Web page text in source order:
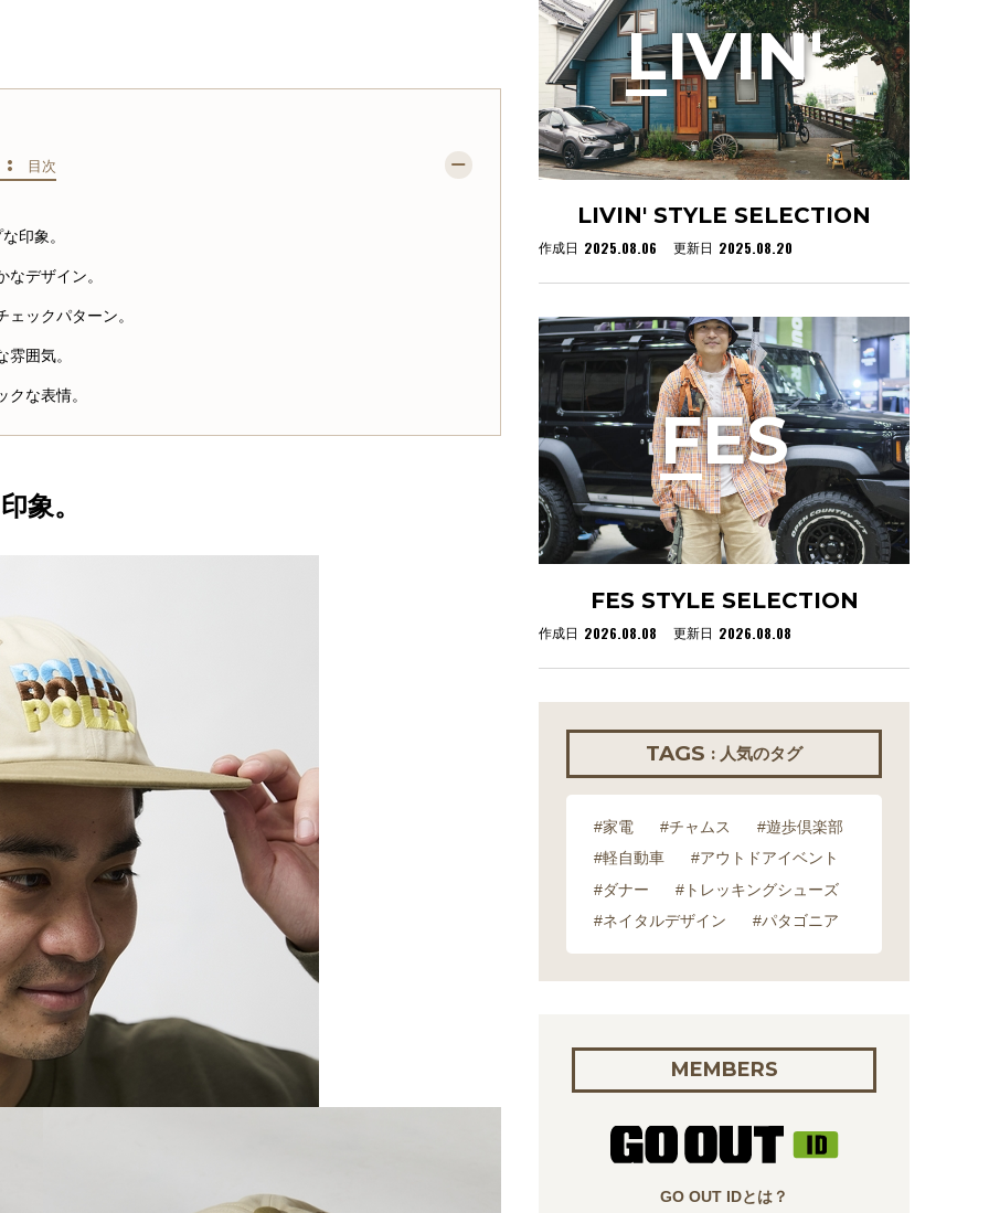
: 目次
印象。
デザイン。
ックパターン。
囲気。
な表情。
象。
LIVIN' STYLE SELECTION
作成日 2025.08.06 更新日 2025.08.20
LIVIN'
FES STYLE SELECTION
作成日 2026.08.08 更新日 2026.08.08
FES
TAGS : 人気のタグ
#家電 #チャムス
#遊歩倶楽部
#軽自動車
#アウトドアイベント
#ダナー
#トレッキングシューズ
#ネイタルデザイン
#パタゴニア
MEMBERS
GO OUT IDとは？